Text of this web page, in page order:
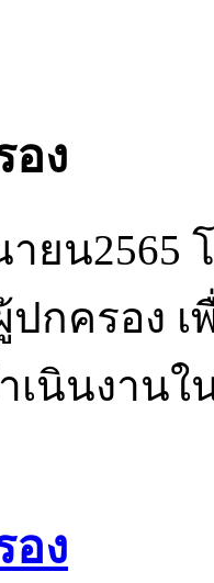
อง
ยน2565
กครอง เ
เนินงานใ
อง